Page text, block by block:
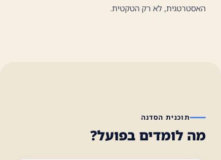
האסטרטגית, לא רק הטקטית.
תוכנית הסדנה
מה לומדים בפועל?